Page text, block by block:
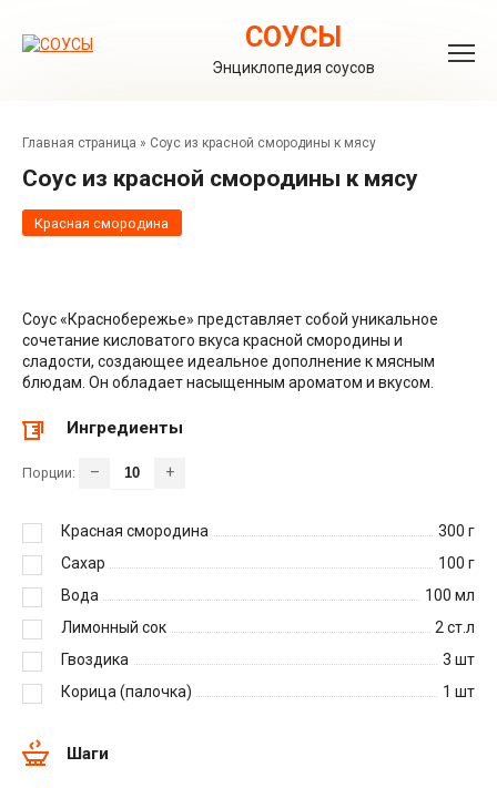
контенту
СОУСЫ
Энциклопедия соусов
Главная страница » Соус из красной смородины к мясу
Соус из красной смородины к мясу
Красная смородина
Соус «Краснобережье» представляет собой уникальное
сочетание кисловатого вкуса красной смородины и
сладости, создающее идеальное дополнение к мясным
блюдам. Он обладает насыщенным ароматом и вкусом.
Ингредиенты
Порции: – +
Красная смородина 300 г
Сахар
100 г
Вода
100 мл
Лимонный сок
2 ст.л
Гвоздика
3 шт
Корица (палочка)
1 шт
Шаги